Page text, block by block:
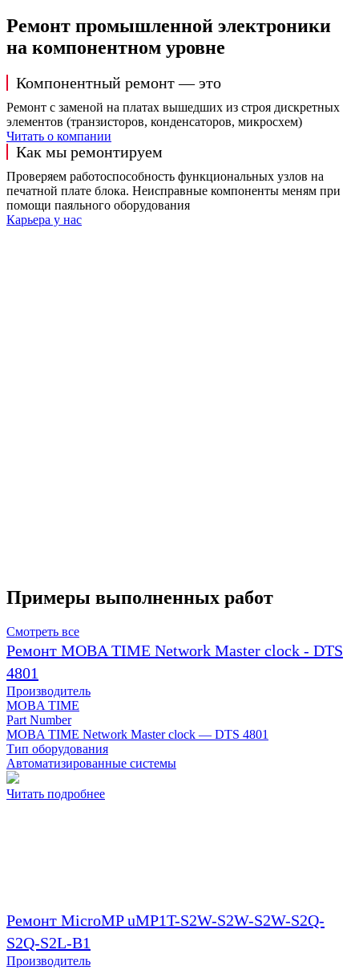
Ремонт промышленной электроники
на компонентном уровне
Компонентный ремонт — это
Ремонт с заменой на платах вышедших из строя дискретных
элементов (транзисторов, конденсаторов, микросхем)
Читать о компании
Как мы ремонтируем
Проверяем работоспособность функциональных узлов на
печатной плате блока. Неисправные компоненты меням при
помощи паяльного оборудования
Карьера у нас
Примеры выполненных работ
Смотреть все
Ремонт MOBA TIME Network Master clock - DTS
4801
Производитель
MOBA TIME
Part Number
MOBA TIME Network Master clock — DTS 4801
Тип оборудования
Автоматизированные системы
Читать подробнее
Ремонт MicroMP uMP1T-S2W-S2W-S2W-S2Q-
S2Q-S2L-B1
Производитель